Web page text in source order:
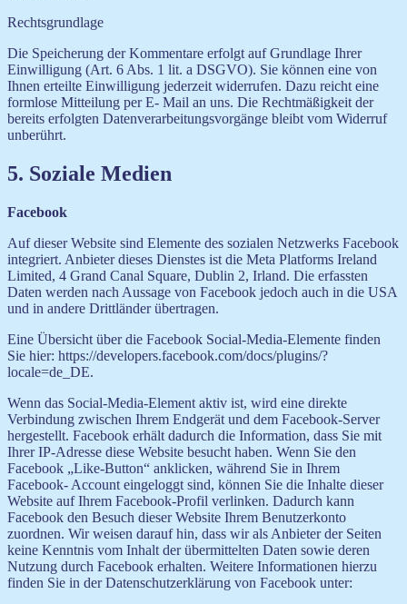
Rechtsgrundlage
Die Speicherung der Kommentare erfolgt auf Grundlage Ihrer
Einwilligung (Art. 6 Abs. 1 lit. a DSGVO). Sie können eine von
Ihnen erteilte Einwilligung jederzeit widerrufen. Dazu reicht eine
formlose Mitteilung per E- Mail an uns. Die Rechtmäßigkeit der
bereits erfolgten Datenverarbeitungsvorgänge bleibt vom Widerruf
unberührt.
5. Soziale Medien
Facebook
Auf dieser Website sind Elemente des sozialen Netzwerks Facebook
integriert. Anbieter dieses Dienstes ist die Meta Platforms Ireland
Limited, 4 Grand Canal Square, Dublin 2, Irland. Die erfassten
Daten werden nach Aussage von Facebook jedoch auch in die USA
und in andere Drittländer übertragen.
Eine Übersicht über die Facebook Social-Media-Elemente finden
Sie hier: https://developers.facebook.com/docs/plugins/?
locale=de_DE.
Wenn das Social-Media-Element aktiv ist, wird eine direkte
Verbindung zwischen Ihrem Endgerät und dem Facebook-Server
hergestellt. Facebook erhält dadurch die Information, dass Sie mit
Ihrer IP-Adresse diese Website besucht haben. Wenn Sie den
Facebook „Like-Button“ anklicken, während Sie in Ihrem
Facebook- Account eingeloggt sind, können Sie die Inhalte dieser
Website auf Ihrem Facebook-Profil verlinken. Dadurch kann
Facebook den Besuch dieser Website Ihrem Benutzerkonto
zuordnen. Wir weisen darauf hin, dass wir als Anbieter der Seiten
keine Kenntnis vom Inhalt der übermittelten Daten sowie deren
Nutzung durch Facebook erhalten. Weitere Informationen hierzu
finden Sie in der Datenschutzerklärung von Facebook unter: